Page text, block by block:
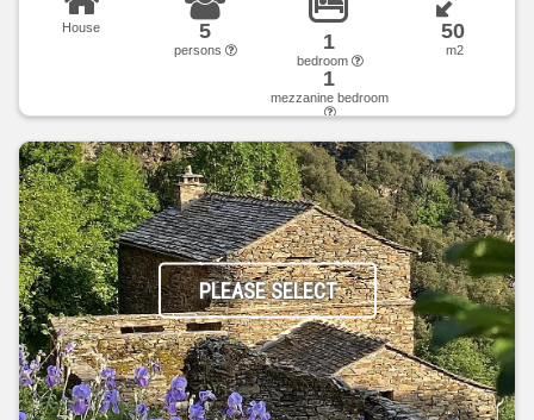
House 5
persons 1
bedroom
1
mezzanine bedroom
50
m2
PLEASE SELECT